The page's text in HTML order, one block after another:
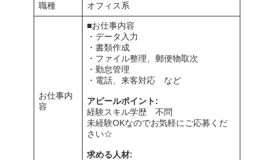
職種 オフィス系
お仕事内
容
■お仕事内容
・データ入力
・書類作成
・ファイル整理、郵便物取次
・勤怠管理
・電話、来客対応 など
アピールポイント:
経験スキル学歴 不問
未経験OKなのでお気軽にご応募くだ
さい☆
求める人材: